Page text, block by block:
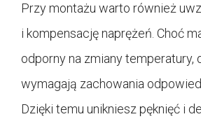
Przy montażu warto również
i kompensację naprężeń. Choć
odporny na zmiany temperatury,
wymagają zachowania
Dzięki temu unikniesz pęknięć i